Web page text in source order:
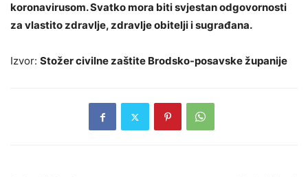
koronavirusom. Svatko mora biti svjestan odgovornosti
za vlastito zdravlje, zdravlje obitelji i sugrađana.
Izvor: Stožer civilne zaštite Brodsko-posavske županije